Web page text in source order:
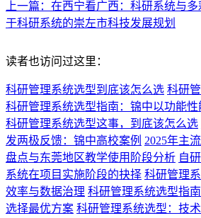
上一篇：在西宁看广西：科研系统与
于科研系统的崇左市科技发展规划
读者也访问过这里：
科研管理系统选型到底该怎么选 科研
科研管理系统选型指南：锦中以功能
科研管理系统选型这事，到底该怎么选
发两极反馈：锦中高校案例 2025年主
盘点与东莞地区教学使用阶段分析 自
系统在项目实施阶段的抉择 科研管理
效率与数据治理 科研管理系统选型指
选择最优方案 科研管理系统选型：技